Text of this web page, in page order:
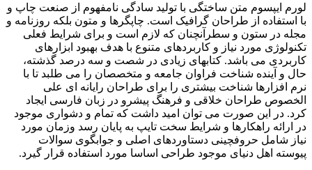
لورم ایپسوم متن ساختگی با تولید سادگی نامفهوم از صنعت چاپ و
با استفاده از طراحان گرافیک است. چاپگرها و متون بلکه روزنامه و
مجله در ستون و سطرآنچنان که لازم است و برای شرایط فعلی
تکنولوژی مورد نیاز و کاربردهای متنوع با هدف بهبود ابزارهای
کاربردی می باشد. کتابهای زیادی در شصت و سه درصد گذشته،
حال و آینده شناخت فراوان جامعه و متخصصان را می طلبد تا با
نرم افزارها شناخت بیشتری را برای طراحان رایانه ای علی
الخصوص طراحان خلاقی و فرهنگ پیشرو در زبان فارسی ایجاد
کرد. در این صورت می توان امید داشت که تمام و دشواری موجود
در ارائه راهکارها و شرایط سخت تایپ به پایان رسد وزمان مورد
نیاز شامل حروفچینی دستاوردهای اصلی و جوابگوی سوالات
پیوسته اهل دنیای موجود طراحی اساسا مورد استفاده قرار گیرد.